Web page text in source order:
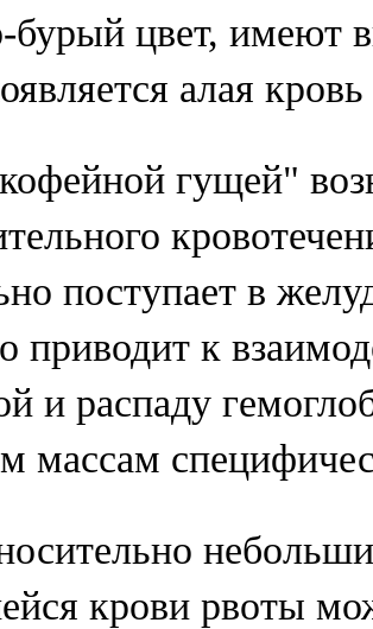
бурый цвет, имеют
алая
гущей"
поступает в
приводит к
и распаду
массам
крови рвоты